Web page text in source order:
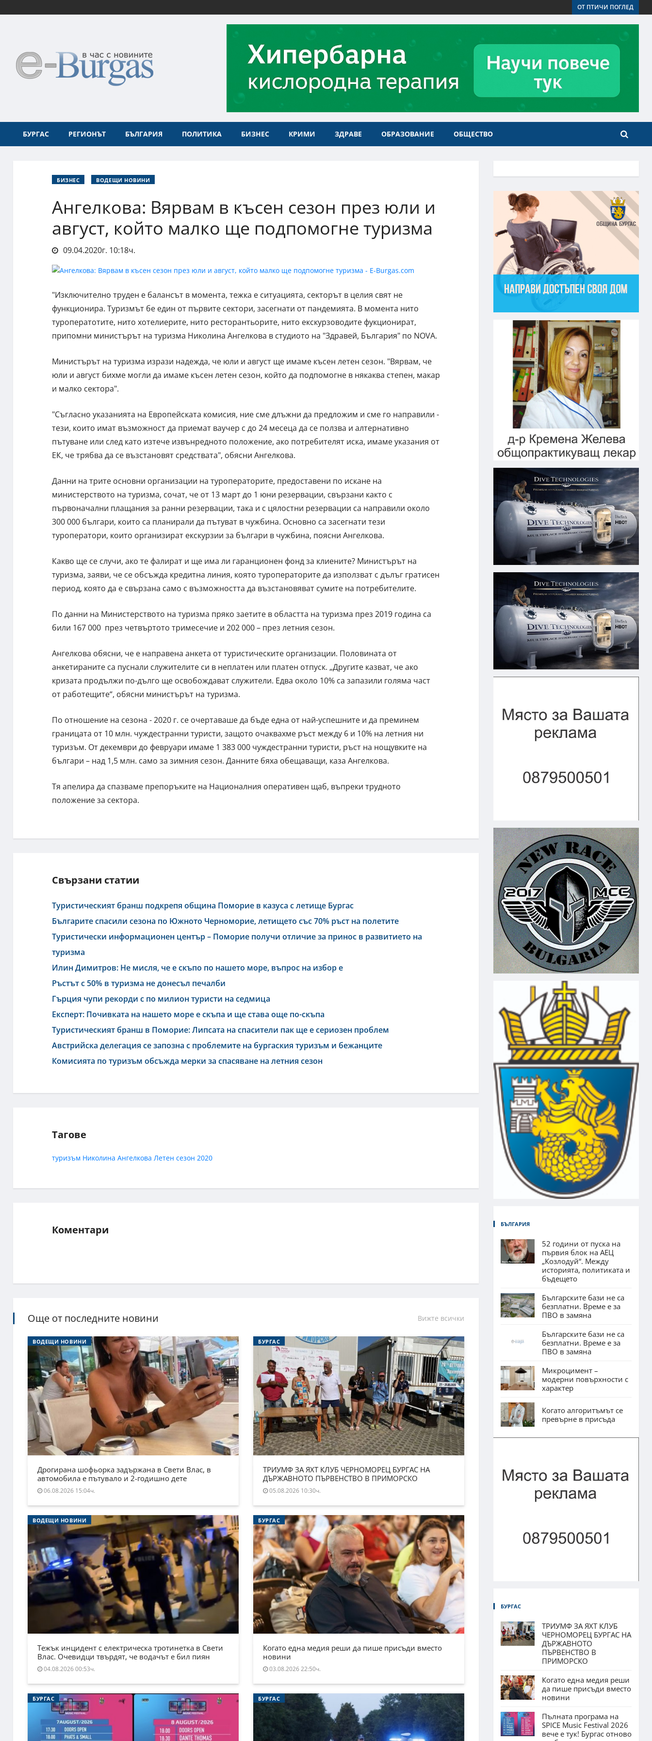
ОТ ПТИЧИ ПОГЛЕД
БУРГАС РЕГИОНЪТ БЪЛГАРИЯ ПОЛИТИКА БИЗНЕС КРИМИ ЗДРАВЕ ОБРАЗОВАНИЕ ОБЩЕСТВО
БИЗНЕС ВОДЕЩИ НОВИНИ
Ангелкова: Вярвам в късен сезон през юли и
август, който малко ще подпомогне туризма
09.04.2020г. 10:18ч.
"Изключително труден е балансът в момента, тежка е ситуацията, секторът в целия свят не
функционира. Туризмът бе един от първите сектори, засегнати от пандемията. В момента нито
туроператотите, нито хотелиерите, нито ресторантьорите, нито екскурзоводите фукционират,
припомни министърът на туризма Николина Ангелкова в студиото на "Здравей, България" по NOVA.
Министърът на туризма изрази надежда, че юли и август ще имаме късен летен сезон. "Вярвам, че
юли и август бихме могли да имаме късен летен сезон, който да подпомогне в някаква степен, макар
и малко сектора".
"Съгласно указанията на Европейската комисия, ние сме длъжни да предложим и сме го направили -
тези, които имат възможност да приемат ваучер с до 24 месеца да се ползва и алтернативно
пътуване или след като изтече извънредното положение, ако потребителят иска, имаме указания от
ЕК, че трябва да се възстановят средствата", обясни Ангелкова.
Данни на трите основни организации на туроператорите, предоставени по искане на
министерството на туризма, сочат, че от 13 март до 1 юни резервации, свързани както с
първоначални плащания за ранни резервации, така и с цялостни резервации са направили около
300 000 българи, които са планирали да пътуват в чужбина. Основно са засегнати тези
туроператори, които организират екскурзии за българи в чужбина, поясни Ангелкова.
Какво ще се случи, ако те фалират и ще има ли гаранционен фонд за клиените? Министърът на
туризма, заяви, че се обсъжда кредитна линия, която туроператорите да използват с дълъг гратисен
период, която да е свързана само с възможността да възстановяват сумите на потребителите.
По данни на Министерството на туризма пряко заетите в областта на туризма през 2019 година са
били 167 000 през четвъртото тримесечие и 202 000 – през летния сезон.
Ангелкова обясни, че е направена анкета от туристическите организации. Половината от
анкетираните са пуснали служителите си в неплатен или платен отпуск. „Другите казват, че ако
кризата продължи по-дълго ще освобождават служители. Едва около 10% са запазили голяма част
от работещите“, обясни министърът на туризма.
По отношение на сезона - 2020 г. се очертаваше да бъде една от най-успешните и да преминем
границата от 10 млн. чуждестранни туристи, защото очаквахме ръст между 6 и 10% на летния ни
туризъм. От декември до февруари имаме 1 383 000 чуждестранни туристи, ръст на нощувките на
българи – над 1,5 млн. само за зимния сезон. Данните бяха обещаващи, каза Ангелкова.
Тя апелира да спазваме препоръките на Националния оперативен щаб, въпреки трудното
положение за сектора.
Свързани статии
Туристическият бранш подкрепя община Поморие в казуса с летище Бургас
Българите спасили сезона по Южното Черноморие, летището със 70% ръст на полетите
Туристически информационен център – Поморие получи отличие за принос в развитието на
туризма
Илин Димитров: Не мисля, че е скъпо по нашето море, въпрос на избор е
Ръстът с 50% в туризма не донесъл печалби
Гърция чупи рекорди с по милион туристи на седмица
Експерт: Почивката на нашето море е скъпа и ще става още по-скъпа
Туристическият бранш в Поморие: Липсата на спасители пак ще е сериозен проблем
Австрийска делегация се запозна с проблемите на бургаския туризъм и бежанците
Комисията по туризъм обсъжда мерки за спасяване на летния сезон
Тагове
туризъм Николина Ангелкова Летен сезон 2020
Коментари
Още от последните новини Вижте всички
ВОДЕЩИ НОВИНИ
Дрогирана шофьорка задържана в Свети Влас, в
автомобила е пътувало и 2-годишно дете
06.08.2026 15:04ч.
БУРГАС
ТРИУМФ ЗА ЯХТ КЛУБ ЧЕРНОМОРЕЦ БУРГАС НА
ДЪРЖАВНОТО ПЪРВЕНСТВО В ПРИМОРСКО
05.08.2026 10:30ч.
ВОДЕЩИ НОВИНИ
Тежък инцидент с електрическа тротинетка в Свети
Влас. Очевидци твърдят, че водачът е бил пиян
04.08.2026 00:53ч.
БУРГАС
Когато една медия реши да пише присъди вместо
новини
03.08.2026 22:50ч.
БУРГАС БУРГАС
БЪЛГАРИЯ
52 години от пуска на
първия блок на АЕЦ
„Козлодуй“. Между
историята, политиката и
бъдещето
Българските бази не са
безплатни. Време е за
ПВО в замяна
Българските бази не са
безплатни. Време е за
ПВО в замяна
Микроцимент –
модерни повърхности с
характер
Когато алгоритъмът се
превърне в присъда
БУРГАС
ТРИУМФ ЗА ЯХТ КЛУБ
ЧЕРНОМОРЕЦ БУРГАС НА
ДЪРЖАВНОТО
ПЪРВЕНСТВО В
ПРИМОРСКО
Когато една медия реши
да пише присъди вместо
новини
Пълната програма на
SPICE Music Festival 2026
вече е тук! Бургас отново